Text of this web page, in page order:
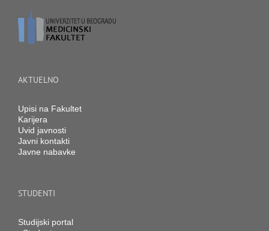
AKTUELNO
Upisi na Fakultet
Karijera
Uvid javnosti
Javni kontakti
Javne nabavke
STUDENTI
Studijski portal